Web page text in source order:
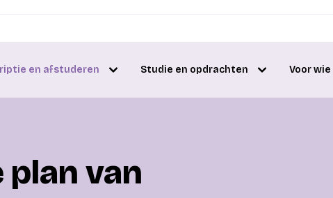
en afstuderen Studie en opdrachten Voor wie
plan van